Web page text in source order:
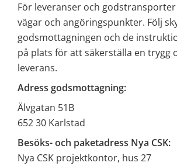
För leveranser och
vägar och angöringspunkter. Följ
godsmottagningen och de
på plats för att säkerställa en trygg
leverans.
Adress godsmottagning:
Älvgatan 51B
652 30 Karlstad
Besöks- och paketadress Nya CSK:
Nya CSK projektkontor, hus 27